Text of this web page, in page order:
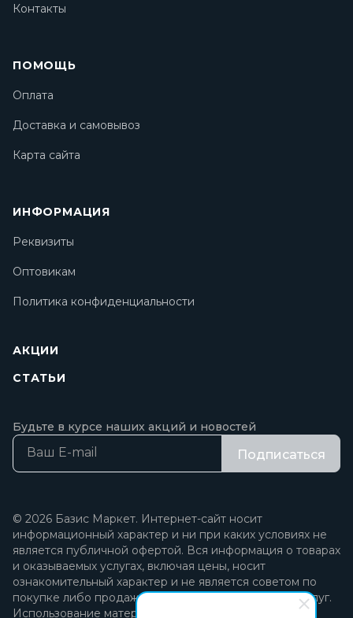
Контакты
ПОМОЩЬ
Оплата
Доставка и самовывоз
Карта сайта
ИНФОРМАЦИЯ
Реквизиты
Оптовикам
Политика конфиденциальности
АКЦИИ
СТАТЬИ
Будьте в курсе наших акций и новостей
Подписаться
© 2026 Базис Маркет. Интернет-сайт носит
информационный характер и ни при каких условиях не
является публичной офертой. Вся информация о товарах
и оказываемых услугах, включая цены, носит
ознакомительный характер и не является советом по
покупке либо продаже каких-либо товаров и/или услуг.
Использование материалов разрешается только при